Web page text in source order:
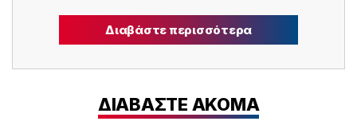
Διαβάστε περισσότερα
ΔΙΑΒΑΣΤΕ ΑΚΟΜΑ